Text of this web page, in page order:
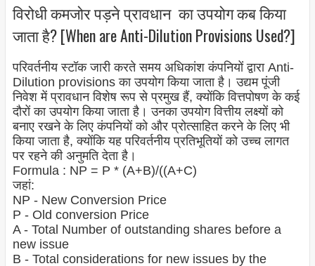
विरोधी कमजोर पड़ने प्रावधान का उपयोग कब किया
जाता है? [When are Anti-Dilution Provisions Used?]
परिवर्तनीय स्टॉक जारी करते समय अधिकांश कंपनियों द्वारा Anti-
Dilution provisions का उपयोग किया जाता है। उद्यम पूंजी
निवेश में प्रावधान विशेष रूप से प्रमुख हैं, क्योंकि वित्तपोषण के कई
दौरों का उपयोग किया जाता है। उनका उपयोग वित्तीय लक्ष्यों को
बनाए रखने के लिए कंपनियों को और प्रोत्साहित करने के लिए भी
किया जाता है, क्योंकि यह परिवर्तनीय प्रतिभूतियों को उच्च लागत
पर रहने की अनुमति देता है।
Formula : NP = P * (A+B)/((A+C)
जहां:
NP - New Conversion Price
P - Old conversion Price
A - Total Number of outstanding shares before a
new issue
B - Total considerations for new issues by the